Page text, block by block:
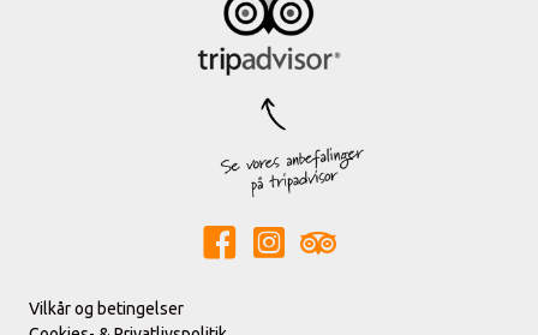
Vilkår og betingelser